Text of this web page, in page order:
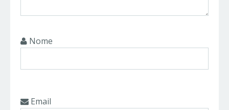
Nome
Email